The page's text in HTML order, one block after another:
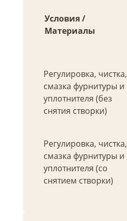
Условия /
Материалы
Регулировка, чистка,
смазка фурнитуры и
уплотнителя (без
снятия створки)
Регулировка, чистка,
смазка фурнитуры и
уплотнителя (со
снятием створки)